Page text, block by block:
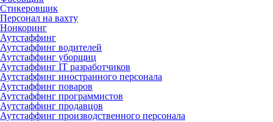
Стикеровщик
Персонал на вахту
Нонкоринг
Аутстаффинг
Аутстаффинг водителей
Аутстаффинг уборщиц
Аутстаффинг IT разработчиков
Аутстаффинг иностранного персонала
Аутстаффинг поваров
Аутстаффинг программистов
Аутстаффинг продавцов
Аутстаффинг производственного персонала